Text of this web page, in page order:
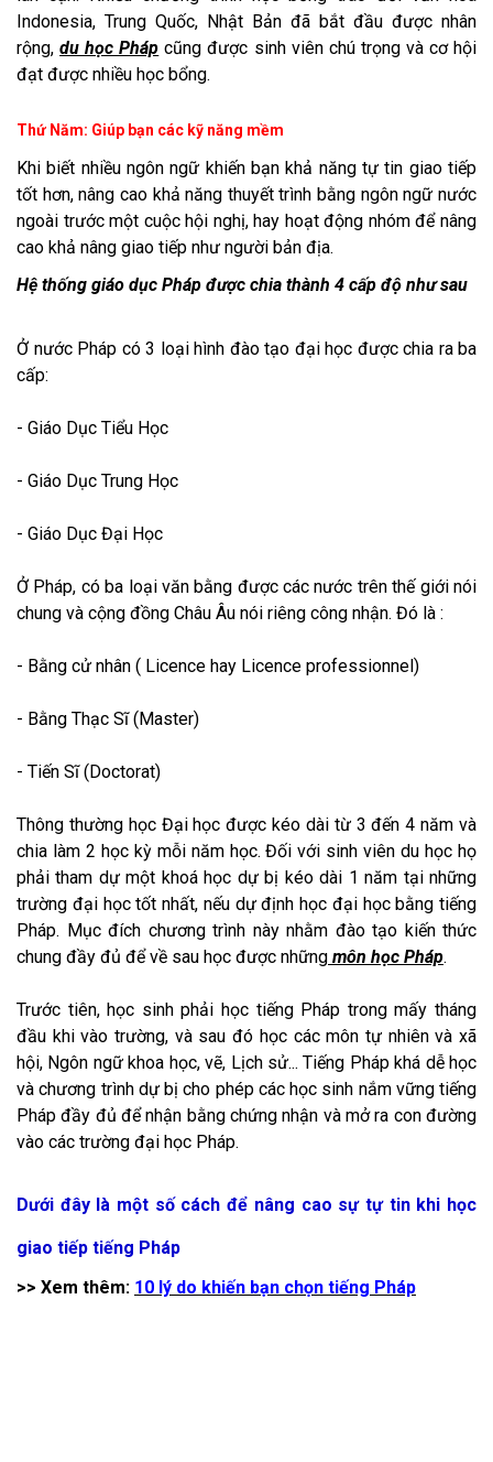
Indonesia, Trung Quốc, Nhật Bản đã bắt đầu được nhân
rộng, du học Pháp cũng được sinh viên chú trọng và cơ hội
đạt được nhiều học bổng.
Thứ Năm: Giúp bạn các kỹ năng mềm
Khi biết nhiều ngôn ngữ khiến bạn khả năng tự tin giao tiếp
tốt hơn, nâng cao khả năng thuyết trình bằng ngôn ngữ nước
ngoài trước một cuộc hội nghị, hay hoạt động nhóm để nâng
cao khả nâng giao tiếp như người bản địa.
Hệ thống giáo dục Pháp được chia thành 4 cấp độ như sau
Ở nước Pháp có 3 loại hình đào tạo đại học được chia ra ba
cấp:
- Giáo Dục Tiểu Học
- Giáo Dục Trung Học
- Giáo Dục Đại Học
Ở Pháp, có ba loại văn bằng được các nước trên thế giới nói
chung và cộng đồng Châu Âu nói riêng công nhận. Đó là :
- Bằng cử nhân ( Licence hay Licence professionnel)
- Bằng Thạc Sĩ (Master)
- Tiến Sĩ (Doctorat)
Thông thường học Đại học được kéo dài từ 3 đến 4 năm và
chia làm 2 học kỳ mỗi năm học. Đối với sinh viên du học họ
phải tham dự một khoá học dự bị kéo dài 1 năm tại những
trường đại học tốt nhất, nếu dự định học đại học bằng tiếng
Pháp. Mục đích chương trình này nhằm đào tạo kiến thức
chung đầy đủ để về sau học được những môn học Pháp.
Trước tiên, học sinh phải học tiếng Pháp trong mấy tháng
đầu khi vào trường, và sau đó học các môn tự nhiên và xã
hội, Ngôn ngữ khoa học, vẽ, Lịch sử... Tiếng Pháp khá dễ học
và chương trình dự bị cho phép các học sinh nắm vững tiếng
Pháp đầy đủ để nhận bằng chứng nhận và mở ra con đường
vào các trường đại học Pháp.
Dưới đây là một số cách để nâng cao sự tự tin khi học
giao tiếp tiếng Pháp
>> Xem thêm: 10 lý do khiến bạn chọn tiếng Pháp